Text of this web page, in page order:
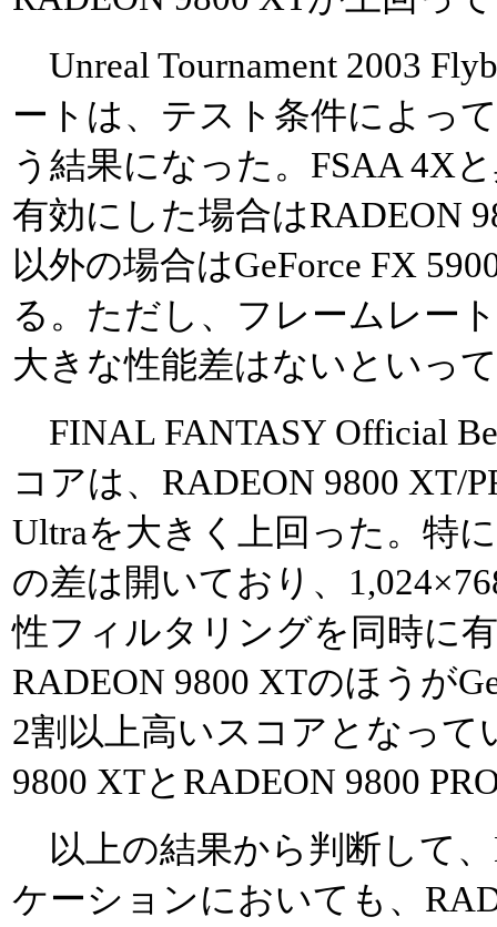
Unreal Tournament 2003
ートは、テスト条件によっ
う結果になった。FSAA 4X
有効にした場合はRADEON
以外の場合はGeForce FX
る。ただし、フレームレー
大きな性能差はないといっ
FINAL FANTASY Official
コアは、RADEON 9800 XT/
Ultraを大きく上回った。特
の差は開いており、
性フィルタリングを同時に
RADEON 9800 XTのほうが
2割以上高いスコアとなって
9800 XTとRADEON 9800
以上の結果から判断して
ケーションにおいても、